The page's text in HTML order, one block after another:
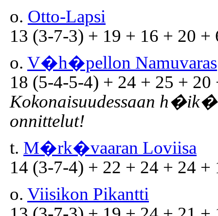
o. Otto-Lapsi
13 (3-7-3) + 19 + 16 + 20
o. V�h�pellon Namuvaras
18 (5-4-5-4) + 24 + 25 +
Kokonaisuudessaan
onnittelut!
t. M�rk�vaaran Loviisa
14 (3-7-4) + 22 + 24 + 24
o. Viisikon Pikantti